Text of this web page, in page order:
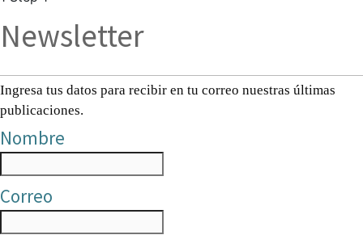
Newsletter
Ingresa tus datos para recibir en tu correo nuestras últimas
publicaciones.
Nombre
Correo